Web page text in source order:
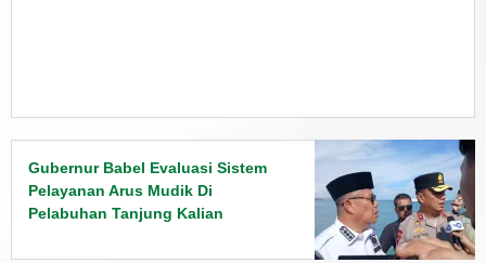
Gubernur Babel Evaluasi Sistem
Pelayanan Arus Mudik Di
Pelabuhan Tanjung Kalian